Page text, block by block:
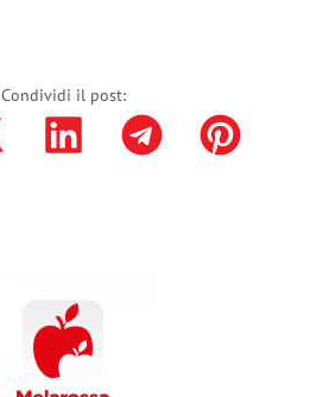
Condividi il post: